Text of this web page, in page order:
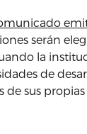
serán
la
de
de sus propias